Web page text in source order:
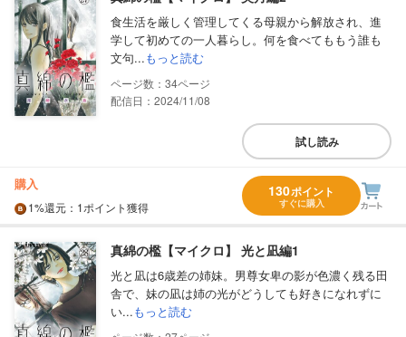
食生活を厳しく管理してくる母親から解放され、進
学して初めての一人暮らし。何を食べてももう誰も
文句...もっと読む
34
配信日：2024/11/08
試し読み
購入
1%還元 ：1ポイント獲得
130ポイント
すぐに購入
真綿の檻【マイクロ】 光と凪編1
光と凪は6歳差の姉妹。男尊女卑の影が色濃く残る田
舎で、妹の凪は姉の光がどうしても好きになれずに
い...もっと読む